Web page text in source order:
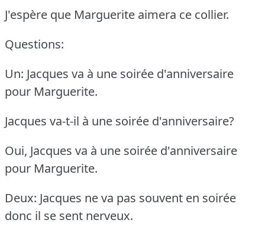
J'espère que Marguerite aimera ce collier.
Questions:
Un: Jacques va à une soirée d'anniversaire
pour Marguerite.
Jacques va-t-il à une soirée d'anniversaire?
Oui, Jacques va à une soirée d'anniversaire
pour Marguerite.
Deux: Jacques ne va pas souvent en soirée
donc il se sent nerveux.